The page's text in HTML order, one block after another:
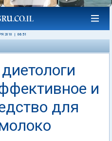
2010 06:51
и
для